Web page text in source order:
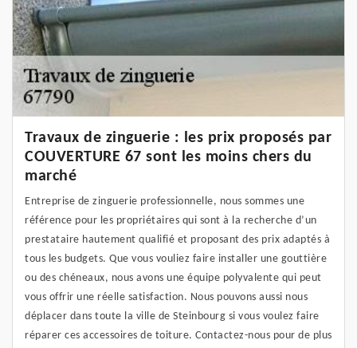
Travaux de zinguerie : les prix proposés par
COUVERTURE 67 sont les moins chers du
marché
Entreprise de zinguerie professionnelle, nous sommes une
référence pour les propriétaires qui sont à la recherche d’un
prestataire hautement qualifié et proposant des prix adaptés à
tous les budgets. Que vous vouliez faire installer une gouttière
ou des chéneaux, nous avons une équipe polyvalente qui peut
vous offrir une réelle satisfaction. Nous pouvons aussi nous
déplacer dans toute la ville de Steinbourg si vous voulez faire
réparer ces accessoires de toiture. Contactez-nous pour de plus